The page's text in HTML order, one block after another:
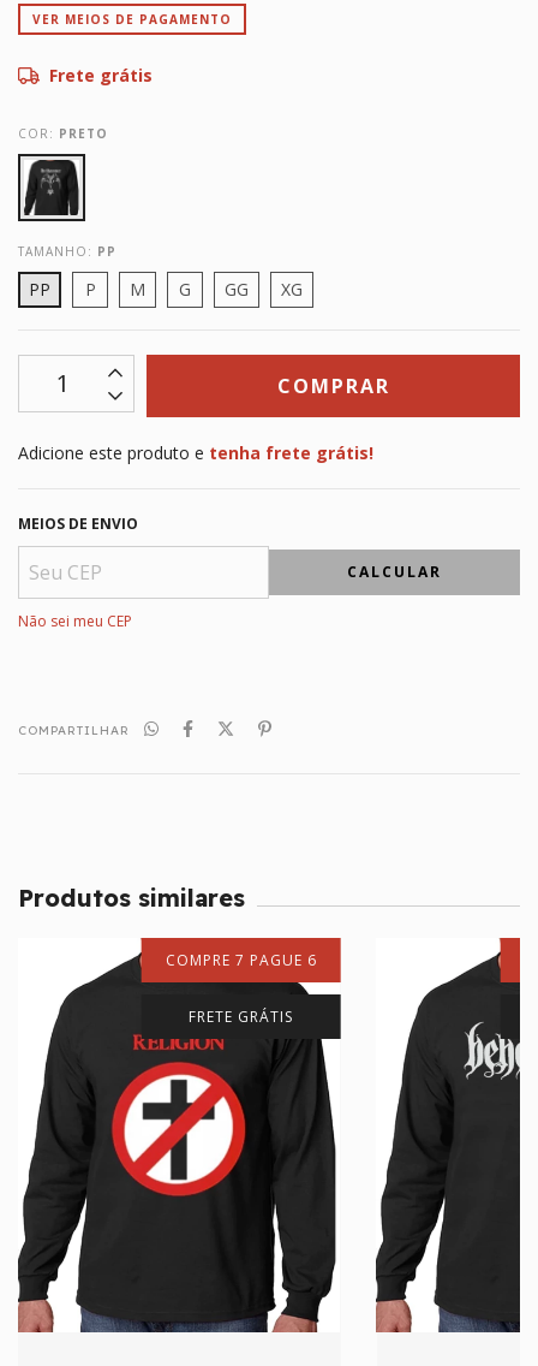
VER MEIOS DE PAGAMENTO
Frete grátis
COR: PRETO
TAMANHO: PP
PP P M G GG XG
Adicione este produto e tenha frete grátis!
MEIOS DE ENVIO
CALCULAR
Não sei meu CEP
COMPARTILHAR
Produtos similares
COMPRE 7 PAGUE 6
FRETE GRÁTIS